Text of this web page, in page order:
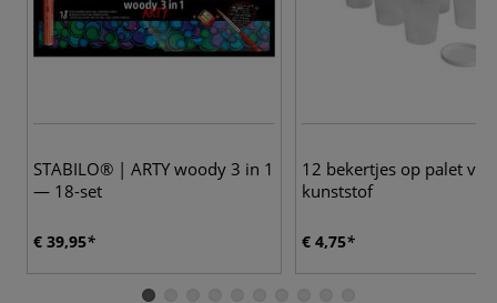
STABILO® | ARTY woody 3 in 1
— 18-set
€ 39,95
12 bekertjes op palet van
kunststof
€ 4,75